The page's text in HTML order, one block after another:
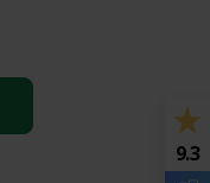
9.3